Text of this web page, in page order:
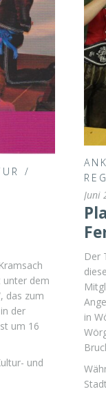
Juni
Der
in
/
unter dem
das zum
der
um 16
und